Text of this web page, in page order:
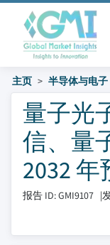
主页 半导体与电子
量子光
信、量
2032 年
报告 ID: GMI9107 |